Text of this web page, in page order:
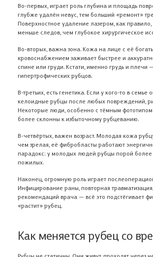
Во-первых, играет роль глубина и площадь
глубже удалён невус, тем больший «ремонт»
Поверхностное удаление лазером, как правило,
меньше следов, чем глубокое хирургическое
Во-вторых, важна зона. Кожа на лице с её
кровоснабжением заживает быстрее и
спине или груди. Кстати, именно грудь и плечи
гипертрофических рубцов.
В-третьих, есть генетика. Если у кого-то в семье
келоидные рубцы после любых повреждений,
Некоторые люди, особенно с тёмным
более склонны к избыточному рубцеванию.
В-четвёртых, важен возраст. Молодая кожа
чем зрелая, её фибробласты работают
парадокс: у молодых людей рубцы порой более
пожилых.
Наконец, огромную роль играет
Инфицирование раны, повторная
рекомендаций врача — всё это подстёгивает
«растит» рубец.
Как меняется рубец со
Рубцы не статичны. Они живут, проходят через